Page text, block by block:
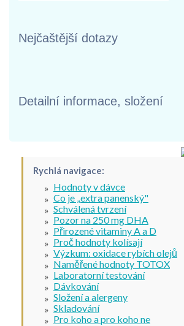
Nejčaštější dotazy
Detailní informace, složení
Rychlá navigace:
Hodnoty v dávce
Co je „extra panenský"
Schválená tvrzení
Pozor na 250 mg DHA
Přirozené vitaminy A a D
Proč hodnoty kolísají
Výzkum: oxidace rybích olejů
Naměřené hodnoty TOTOX
Laboratorní testování
Dávkování
Složení a alergeny
Skladování
Pro koho a pro koho ne